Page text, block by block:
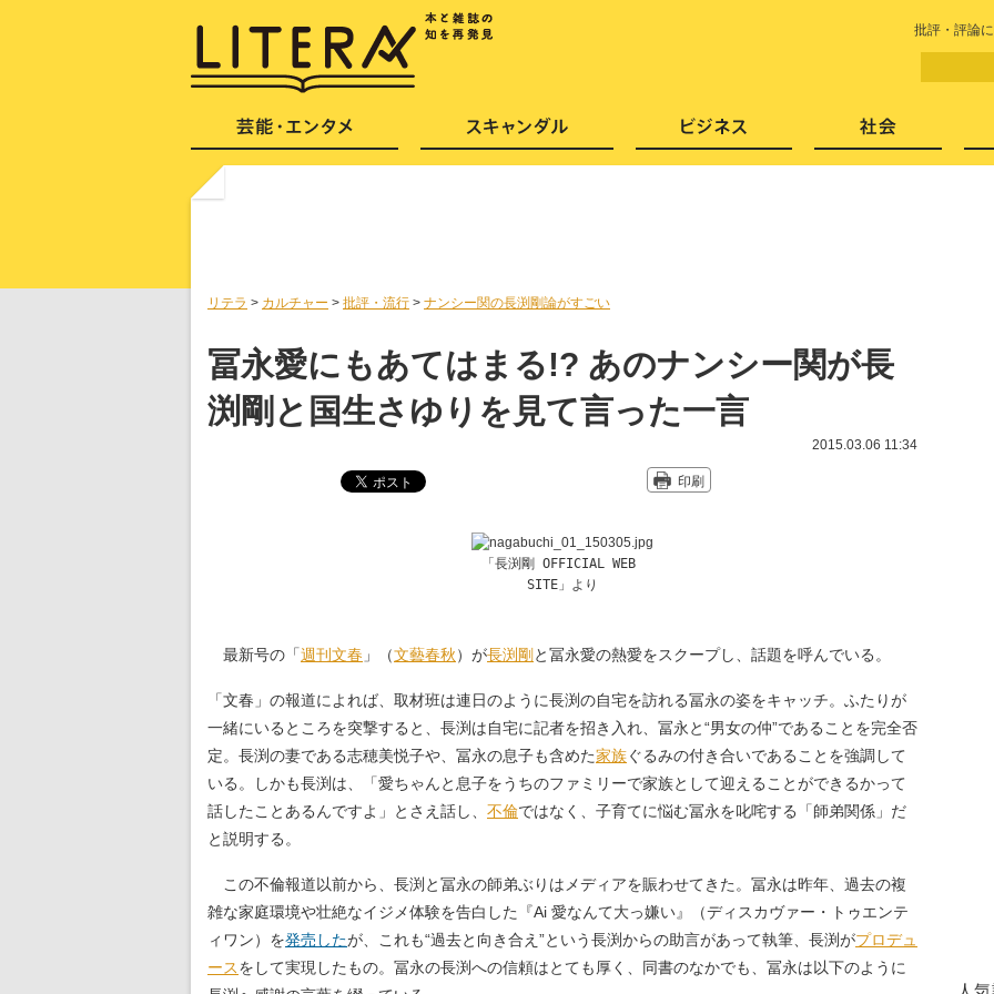
批評・評論
リテラ > カルチャー > 批評・流行 > ナンシー関の長渕剛論がすごい
冨永愛にもあてはまる!? あのナンシー関が長
渕剛と国生さゆりを見て言った一言
2015.03.06 11:34
印刷
「長渕剛 OFFICIAL WEB
SITE」より
最新号の「週刊文春 」（文藝春秋）が長渕剛 と冨永愛の熱愛をスクープし、話題を呼んでいる。
「文春」の報道によれば、取材班は連日のように長渕の自宅を訪れる冨永の姿をキャッチ。ふたりが
一緒にいるところを突撃すると、長渕は自宅に記者を招き入れ、冨永と“男女の仲”であることを完全否
定。長渕の妻である志穂美悦子や、冨永の息子も含めた家族ぐるみの付き合いであることを強調して
いる。しかも長渕は、「愛ちゃんと息子をうちのファミリーで家族として迎えることができるかって
話したことあるんですよ」とさえ話し、 不倫ではなく、子育てに悩む冨永を叱咤する「師弟関係」だ
と説明する。
この不倫報道以前から、長渕と冨永の師弟ぶりはメディアを賑わせてきた。冨永は昨年、過去の複
雑な家庭環境や壮絶なイジメ体験を告白した『Ai 愛なんて大っ嫌い』（ディスカヴァー・トゥエンテ
ィワン）を発売したが、これも“過去と向き合え”という長渕からの助言があって執筆、長渕がプロデュ
ースをして実現したもの。冨永の長渕への信頼はとても厚く、同書のなかでも、冨永は以下のように
芸能・エンタメ スキャンダル